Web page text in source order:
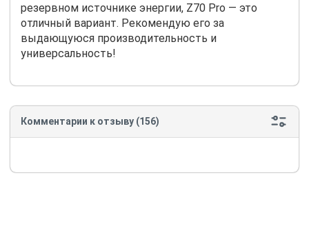
резервном источнике энергии, Z70 Pro — это
отличный вариант. Рекомендую его за
выдающуюся производительность и
универсальность!
Комментарии к отзыву (156)